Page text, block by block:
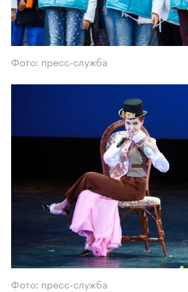
Фото: пресс-служба
Фото: пресс-служба